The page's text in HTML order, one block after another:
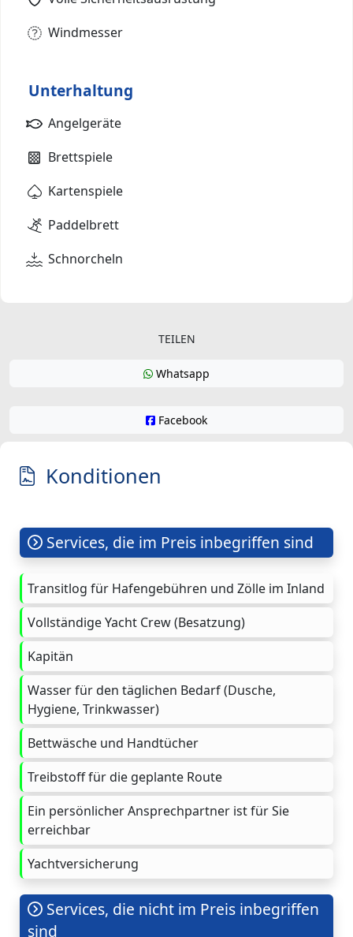
Windmesser
Unterhaltung
Angelgeräte
Brettspiele
Kartenspiele
Paddelbrett
Schnorcheln
TEILEN
Whatsapp
Facebook
Konditionen
Services, die im Preis inbegriffen sind
Transitlog für Hafengebühren und Zölle im Inland
Vollständige Yacht Crew (Besatzung)
Kapitän
Wasser für den täglichen Bedarf (Dusche,
Hygiene, Trinkwasser)
Bettwäsche und Handtücher
Treibstoff für die geplante Route
Ein persönlicher Ansprechpartner ist für Sie
erreichbar
Yachtversicherung
Services, die nicht im Preis inbegriffen
sind